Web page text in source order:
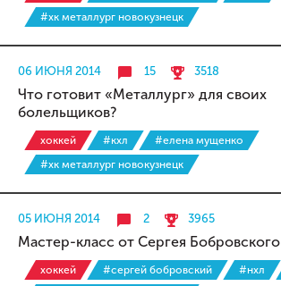
#хк металлург новокузнецк
06 ИЮНЯ 2014 15 3518
Что готовит «Металлург» для своих
болельщиков?
хоккей #кхл
#елена мущенко
#хк металлург новокузнецк
05 ИЮНЯ 2014 2 3965
Мастер-класс от Сергея Бобровского
хоккей #сергей бобровский #нхл